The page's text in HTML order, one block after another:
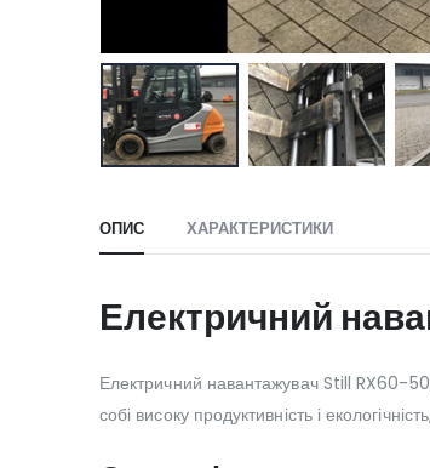
ОПИС ХАРАКТЕРИСТИКИ
Електричний
Електричний навантажувач Still RX60-
собі високу продуктивність і